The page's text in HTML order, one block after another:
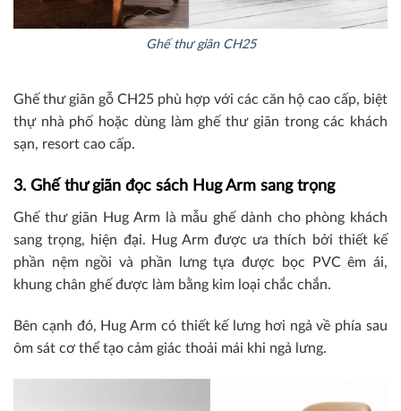
Ghế thư giãn CH25
Ghế thư giãn gỗ CH25 phù hợp với các căn hộ cao cấp, biệt
thự nhà phố hoặc dùng làm ghế thư giãn trong các khách
sạn, resort cao cấp.
3. Ghế thư giãn đọc sách Hug Arm sang trọng
Ghế thư giãn Hug Arm là mẫu ghế dành cho phòng khách
sang trọng, hiện đại. Hug Arm được ưa thích bởi thiết kế
phần nệm ngồi và phần lưng tựa được bọc PVC êm ái,
khung chân ghế được làm bằng kim loại chắc chắn.
Bên cạnh đó, Hug Arm có thiết kế lưng hơi ngả về phía sau
ôm sát cơ thể tạo cảm giác thoải mái khi ngả lưng.